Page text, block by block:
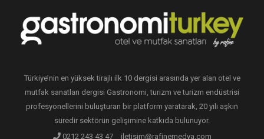
Türkiye’nin en yüksek tirajlı ilk 10 dergisi arasında yer alan otel ve
mutfak sanatları dergisi Gastronomi, turizm ve turizm endüstrisi
profesyonellerini buluşturan bir platform yaratarak, 20 yılı aşkın
süredir sektörün gelişimine katkıda bulunuyor.
0212 243 43 47
iletisim@rafinemedya.com